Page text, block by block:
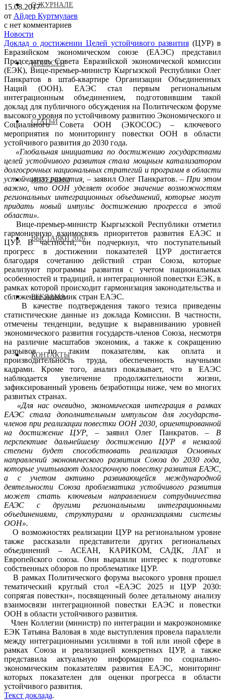
О ЖУРНАЛЕ
НОВОСТИ
СТАТЬИ
ИНТЕРВЬЮ
ВЫСТАВКИ 2026
РЕКЛАМА
КОНТАКТЫ
15.08.2017
от Айдер Куртмулаев
с нет комментариев
Новости
Доклад о достижении Целей устойчивого развития​ (ЦУР) в
Евразийском экономическом союзе (ЕАЭС) представил
Председатель Совета Евразийской экономической комиссии
(ЕЭК), Вице-премьер-министр Кыргызской Республики Олег
Панкратов в штаб-квартире Организации Объединенных
Наций (ООН). ЕАЭС стал первым региональным
интеграционным объединением, подготовившим такой
доклад для публичного обсуждения на Политическом форуме
высокого уровня по устойчивому развитию Экономического и
Социального Совета ООН (ЭКОСОС) – ключевого
мероприятия по мониторингу повестки ООН в области
устойчивого развития до 2030 года.
«Глобальная инициатива по достижению государствами
целей устойчивого развития стала мощным катализатором
долгосрочных национальных стратегий и программ в области
устойчивого развития, – заявил Олег Панкратов. – При этом
важно, что ООН уделяет особое значение возможностям
региональных интеграционных объединений, которые могут
придать новый импульс достижению прогресса в этой
области».
Вице-премьер-министр Кыргызской Республики отметил
гармоничную взаимосвязь приоритетов развития ЕАЭС и
ЦУР. В частности, он подчеркнул, что поступательный
прогресс в достижении показателей ЦУР достигается
благодаря сочетанию действий стран Союза, которые
реализуют программы развития с учетом национальных
особенностей и традиций, и интеграционной повестки ЕЭК, в
рамках которой происходит гармонизация законодательства и
сближение экономик стран ЕАЭС.
В качестве подтверждения такого тезиса приведены
статистические данные из доклада Комиссии. В частности,
отмечены тенденции, ведущие к выравниванию уровней
экономического развития государств-членов Союза, несмотря
на различие масштабов экономик, а также к сокращению
разрывов по таким показателям, как оплата и
производительность труда, обеспеченность научными
кадрами. Кроме того, анализ показывает, что в ЕАЭС
наблюдается увеличение продолжительности жизни,
зафиксированный уровень безработицы ниже, чем во многих
развитых странах.
«Для нас очевидно, экономическая интеграция в рамках
ЕАЭС стала дополнительным импульсом для государств-
членов при реализации повестки ООН 2030, ориентированной
на достижение ЦУР, – заявил Олег Панкратов. – В
перспективе дальнейшему достижению ЦУР в немалой
степени будет способствовать реализация Основных
направлений экономического развития Союза до 2030 года,
которые учитывают долгосрочную повестку развития ЕАЭС,
а с учетом активно развивающейся международной
деятельности Союза проблематика устойчивого развития
может стать ключевым направлением сотрудничества
ЕАЭС с другими региональными интеграционными
объединениями, структурами и организациями системы
ООН».
О возможностях реализации ЦУР на региональном уровне
также рассказали представители других региональных
объединений – АСЕАН, КАРИКОМ, САДК, ЛАГ и
Европейского союза. Они выразили интерес к подготовке
собственных обзоров по проблематике ЦУР.
В рамках Политического форума высокого уровня прошел
тематический круглый стол «ЕАЭС 2025 и ЦУР 2030:
сопрягая повестки», посвященный более детальному анализу
взаимосвязи интеграционной повестки ЕАЭС и повестки
ООН в области устойчивого развития.
Член Коллегии (министр) по интеграции и макроэкономике
ЕЭК Татьяна Валовая в ходе выступления провела параллели
между интеграционными усилиями в той или иной сфере в
рамках Союза и реализацией конкретных ЦУР, а также
представила актуальную информацию по социально-
экономическим показателям развития ЕАЭС, мониторинг
которых показателен для оценки прогресса в области
устойчивого развития.
Текст доклада.